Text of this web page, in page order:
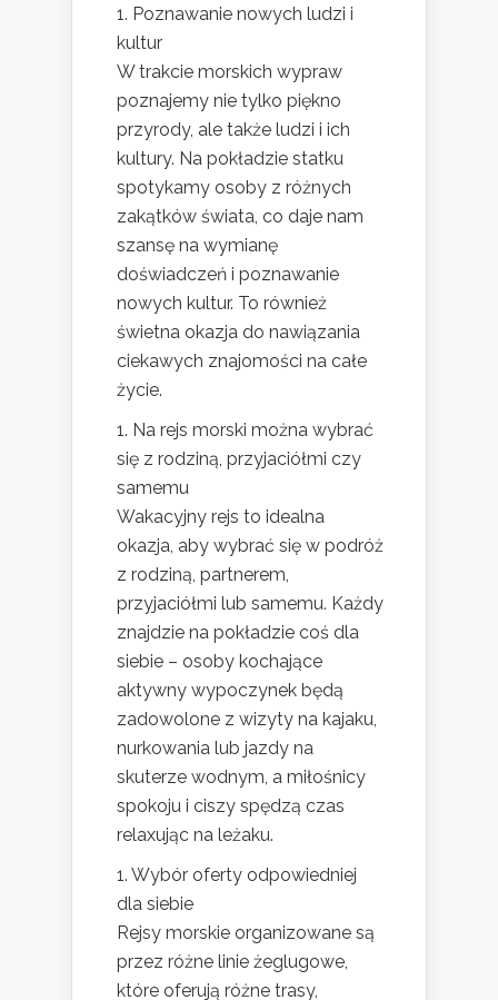
1. Poznawanie nowych ludzi i
kultur
W trakcie morskich wypraw
poznajemy nie tylko piękno
przyrody, ale także ludzi i ich
kultury. Na pokładzie statku
spotykamy osoby z różnych
zakątków świata, co daje nam
szansę na wymianę
doświadczeń i poznawanie
nowych kultur. To również
świetna okazja do nawiązania
ciekawych znajomości na całe
życie.
1. Na rejs morski można wybrać
się z rodziną, przyjaciółmi czy
samemu
Wakacyjny rejs to idealna
okazja, aby wybrać się w podróż
z rodziną, partnerem,
przyjaciółmi lub samemu. Każdy
znajdzie na pokładzie coś dla
siebie – osoby kochające
aktywny wypoczynek będą
zadowolone z wizyty na kajaku,
nurkowania lub jazdy na
skuterze wodnym, a miłośnicy
spokoju i ciszy spędzą czas
relaxując na leżaku.
1. Wybór oferty odpowiedniej
dla siebie
Rejsy morskie organizowane są
przez różne linie żeglugowe,
które oferują różne trasy,